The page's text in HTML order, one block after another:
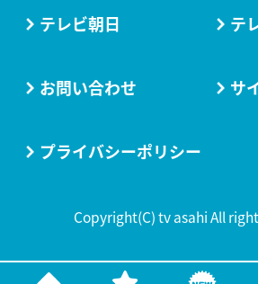
テレビ朝日 テ
お問い合わせ サ
プライバシーポリシー
Copyright(C) tv asahi All